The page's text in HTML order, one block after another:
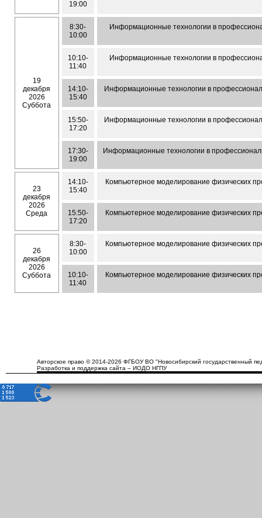
19:00
19
декабря
2026
Суббота
8:30-
10:00
Информационные технологии в
10:10-
11:40
Информационные технологии в
14:10-
15:40
Информационные технологии в
15:50-
17:20
Информационные технологии в
17:30-
19:00
Информационные технологии в
23
декабря
2026
Среда
14:10-
15:40
Компьютерное моделирование физических
15:50-
17:20
Компьютерное моделирование физических
26
декабря
2026
Суббота
8:30-
10:00
Компьютерное моделирование физических
10:10-
11:40
Компьютерное моделирование физических
Авторское право © 2014-2026 ФГБОУ ВО "Новосибирский государственный
Разработка и поддержка сайта – ИОДО НГПУ